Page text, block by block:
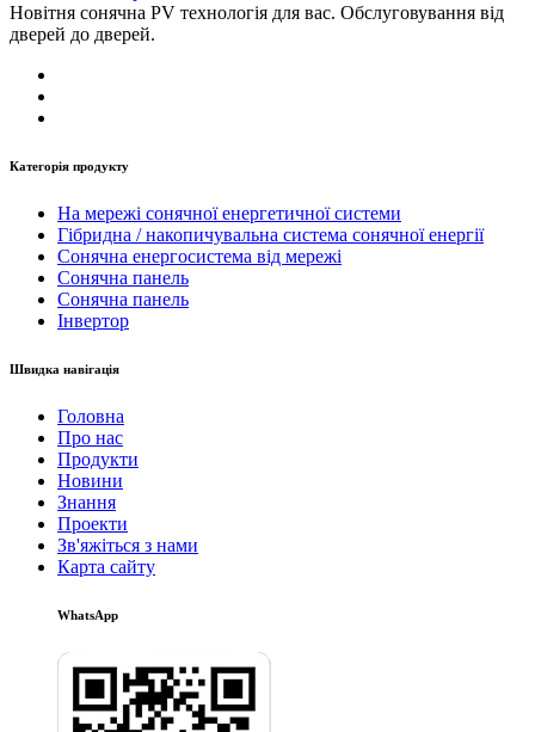
Новітня сонячна PV технологія для вас. Обслуговування від
дверей до дверей.
Категорія продукту
На мережі сонячної енергетичної системи
Гібридна / накопичувальна система сонячної енергії
Сонячна енергосистема від мережі
Сонячна панель
Сонячна панель
Інвертор
Швидка навігація
Головна
Про нас
Продукти
Новини
Знання
Проекти
Зв'яжіться з нами
Карта сайту
WhatsApp